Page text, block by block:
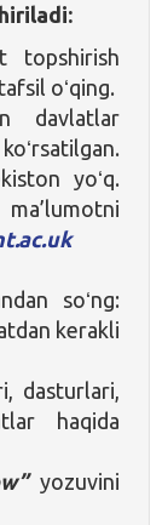
topshirish
oʻqing.
davlatlar
yoʻq.
soʻng:
kerakli
dasturlari,
haqida
yozuvini